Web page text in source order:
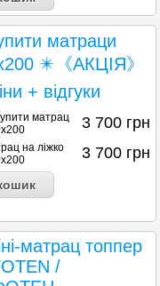
матраци
✴️《АКЦІЯ》
+ відгуки
матрац
3 700 грн
на ліжко
3 700 грн
матрац топпер
/